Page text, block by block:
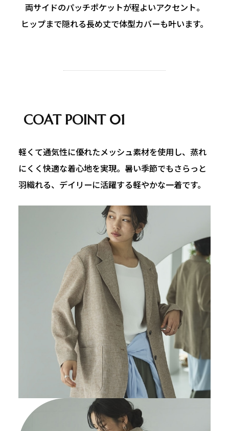
両サイドのパッチポケットが程よいアクセント。
ヒップまで隠れる長め丈で体型カバーも叶います。
COAT POINT 01
軽くて通気性に優れたメッシュ素材を使用し、蒸れ
にくく快適な着心地を実現。暑い季節でもさらっと
羽織れる、デイリーに活躍する軽やかな一着です。